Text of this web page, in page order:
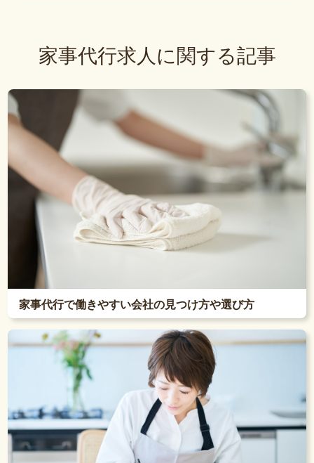
家事代行求人に関する記事
家事代行で働きやすい会社の見つけ方や選び方